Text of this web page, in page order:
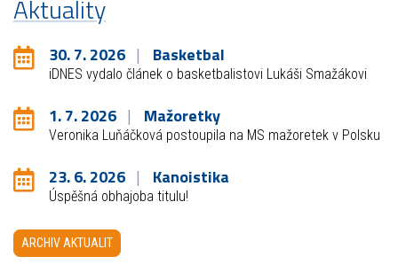
Aktuality
30. 7. 2026 Basketbal
iDNES vydalo článek o basketbalistovi Lukáši Smažákovi
1. 7. 2026 Mažoretky
Veronika Luňáčková postoupila na MS mažoretek v Polsku
23. 6. 2026 Kanoistika
Úspěšná obhajoba titulu!
ARCHIV AKTUALIT